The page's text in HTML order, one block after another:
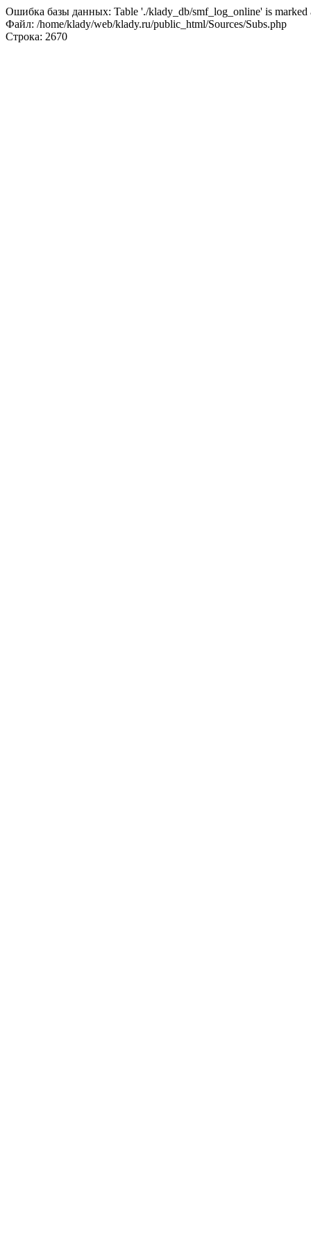
Ошибка базы данных: Table './klady_db/smf_log_online' is marked
Файл: /home/klady/web/klady.ru/public_html/Sources/Subs.php
Строка: 2670